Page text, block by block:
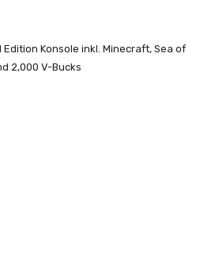
Edition Konsole inkl. Minecraft, Sea of
2,000 V-Bucks